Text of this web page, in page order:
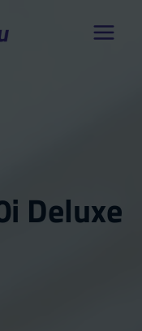
Deluxe